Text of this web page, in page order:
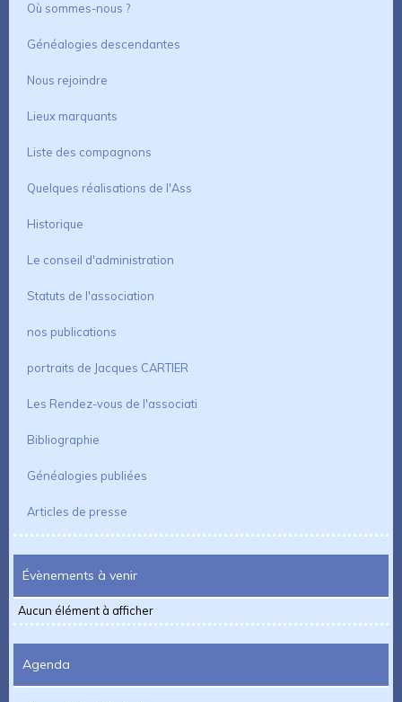
Où sommes-nous ?
Généalogies descendantes
Nous rejoindre
Lieux marquants
Liste des compagnons
Quelques réalisations de l'Ass
Historique
Le conseil d'administration
Statuts de l'association
nos publications
portraits de Jacques CARTIER
Les Rendez-vous de l'associati
Bibliographie
Généalogies publiées
Articles de presse
Évènements à venir
Aucun élément à afficher
Agenda